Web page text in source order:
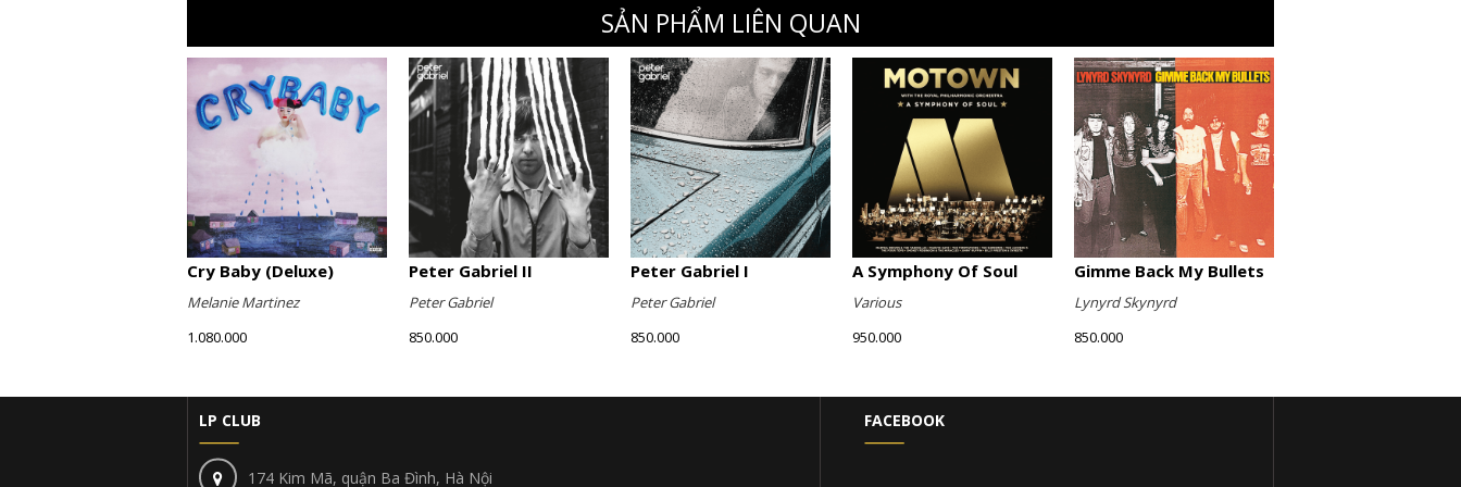
SẢN PHẨM LIÊN QUAN
Cry Baby (Deluxe)
Melanie Martinez
1.080.000
Peter Gabriel II
Peter Gabriel
850.000
Peter Gabriel I
Peter Gabriel
850.000
A Symphony Of Soul
Various
950.000
Gimme Back My Bullets
Lynyrd Skynyrd
850.000
LP CLUB
174 Kim Mã, quận Ba Đình, Hà Nội
FACEBOOK